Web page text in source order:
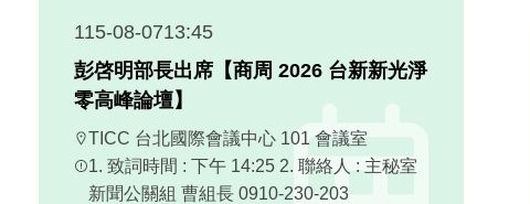
115-08-0713:45
彭啓明部長出席【商周 2026 台新新光淨
零高峰論壇】
TICC 台北國際會議中心 101 會議室
1. 致詞時間 : 下午 14:25 2. 聯絡人 : 主秘室
新聞公關組 曹組長 0910-230-203